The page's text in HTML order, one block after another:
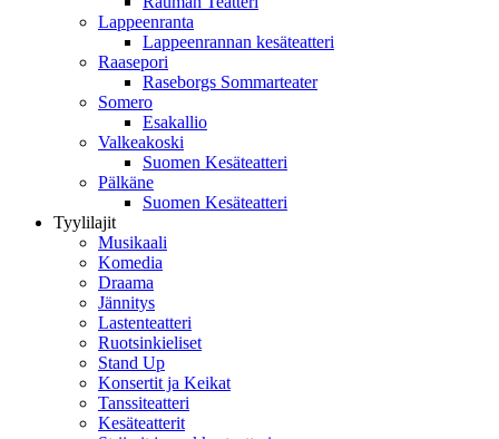
Lappeenranta
Lappeenrannan kesäteatteri
Raasepori
Raseborgs Sommarteater
Somero
Esakallio
Valkeakoski
Suomen Kesäteatteri
Pälkäne
Suomen Kesäteatteri
Tyylilajit
Musikaali
Komedia
Draama
Jännitys
Lastenteatteri
Ruotsinkieliset
Stand Up
Konsertit ja Keikat
Tanssiteatteri
Kesäteatterit